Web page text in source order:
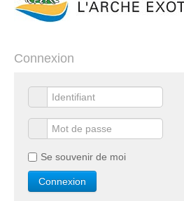
Connexion
Se souvenir de moi